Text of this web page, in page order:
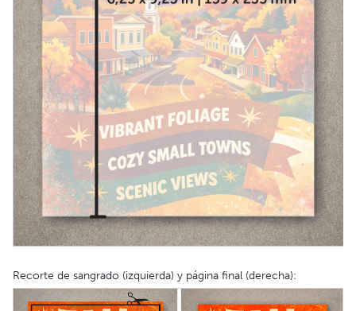
Recorte de sangrado (izquierda) y página final (derecha):